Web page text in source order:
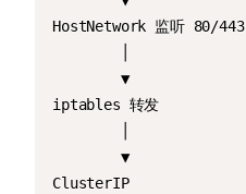
HostNetwork 监听 80/443
        ▼
iptables 转发
        ▼
ClusterIP